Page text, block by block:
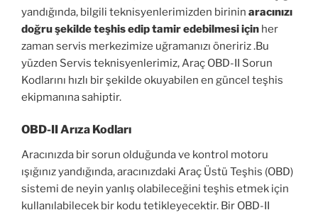
yandığında, bilgili teknisyenlerimizden birinin aracınızı
doğru şekilde teşhis edip tamir edebilmesi için her
zaman servis merkezimize uğramanızı öneririz .Bu
yüzden Servis teknisyenlerimiz, Araç OBD-II Sorun
Kodlarını hızlı bir şekilde okuyabilen en güncel teşhis
ekipmanına sahiptir.
OBD-II Arıza Kodları
Aracınızda bir sorun olduğunda ve kontrol motoru
ışığınız yandığında, aracınızdaki Araç Üstü Teşhis (OBD)
sistemi de neyin yanlış olabileceğini teşhis etmek için
kullanılabilecek bir kodu tetikleyecektir. Bir OBD-II